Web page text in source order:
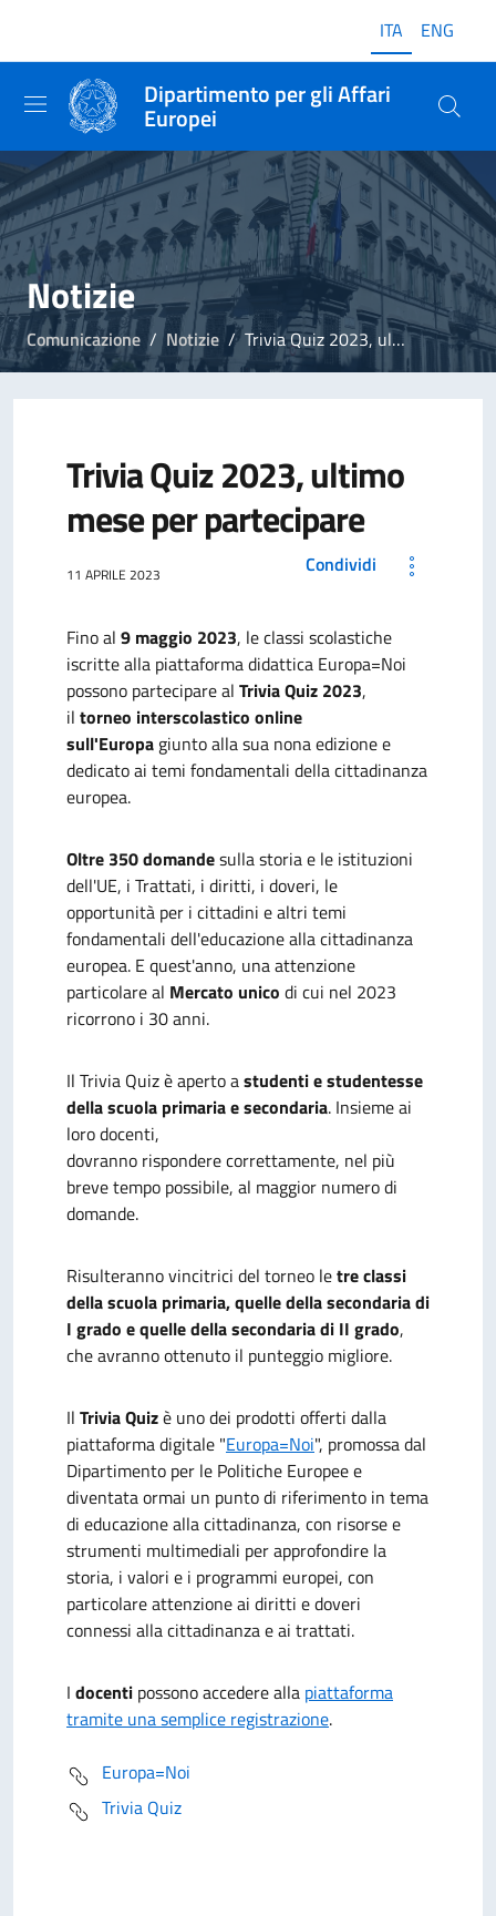
ITA ENG
Dipartimento per gli Affari
Europei
Notizie
Comunicazione Notizie Trivia Quiz 2023, ultimo mese per partecipare
Trivia Quiz 2023, ultimo
mese per partecipare
11 APRILE 2023 Condividi
Fino al 9 maggio 2023, le classi scolastiche
iscritte alla piattaforma didattica Europa=Noi
possono partecipare al Trivia Quiz 2023,
il torneo interscolastico online
sull'Europa giunto alla sua nona edizione e
dedicato ai temi fondamentali della cittadinanza
europea.
Oltre 350 domandesulla storia e le istituzioni
dell'UE, i Trattati, i diritti, i doveri, le
opportunità per i cittadini e altri temi
fondamentali dell'educazione alla cittadinanza
europea. E quest'anno, una attenzione
particolare al Mercato unico di cui nel 2023
ricorrono i 30 anni.
Il Trivia Quiz è aperto astudenti e studentesse
della scuola primaria e secondaria. Insieme ai
loro docenti,
dovranno rispondere correttamente, nel più
breve tempo possibile, al maggior numero di
domande.
Risulteranno vincitrici del torneo letre classi
della scuola primaria, quelle della secondaria di
I grado e quelle della secondaria di II grado,
che avranno ottenuto il punteggio migliore.
Il Trivia Quizè uno dei prodotti offerti dalla
piattaforma digitale "Europa=Noi", promossa dal
Dipartimento per le Politiche Europee e
diventata ormai un punto di riferimento in tema
di educazione alla cittadinanza, con risorse e
strumenti multimediali per approfondire la
storia, i valori e i programmi europei, con
particolare attenzione ai diritti e doveri
connessi alla cittadinanza e ai trattati.
I docenti possono accedere alla piattaforma
tramite una semplice registrazione.
Europa=Noi
Trivia Quiz